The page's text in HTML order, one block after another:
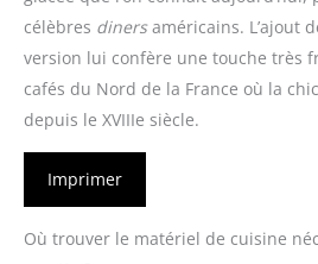
célèbres dinersaméricains. L’ajout
version lui confère une touche très
cafés du Nord de la France où la
depuis le XVIIIe siècle.
Imprimer
Où trouver le matériel de cuisine